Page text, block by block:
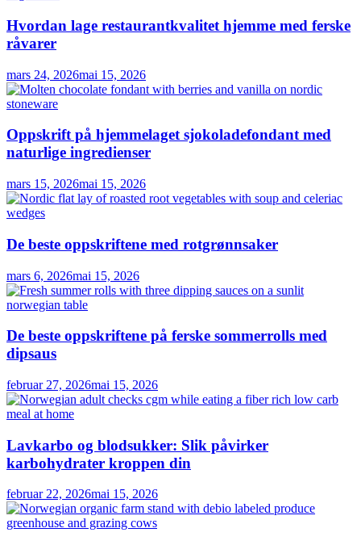
Hvordan lage restaurantkvalitet hjemme med ferske
råvarer
mars 24, 2026mai 15, 2026
Oppskrift på hjemmelaget sjokoladefondant med
naturlige ingredienser
mars 15, 2026mai 15, 2026
De beste oppskriftene med rotgrønnsaker
mars 6, 2026mai 15, 2026
De beste oppskriftene på ferske sommerrolls med
dipsaus
februar 27, 2026mai 15, 2026
Lavkarbo og blodsukker: Slik påvirker
karbohydrater kroppen din
februar 22, 2026mai 15, 2026